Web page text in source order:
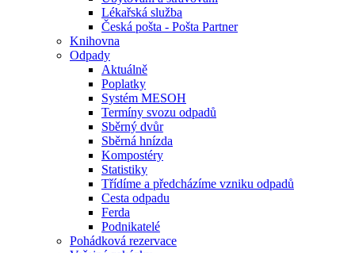
Lékařská služba
Česká pošta - Pošta Partner
Knihovna
Odpady
Aktuálně
Poplatky
Systém MESOH
Termíny svozu odpadů
Sběrný dvůr
Sběrná hnízda
Kompostéry
Statistiky
Třídíme a předcházíme vzniku odpadů
Cesta odpadu
Ferda
Podnikatelé
Pohádková rezervace